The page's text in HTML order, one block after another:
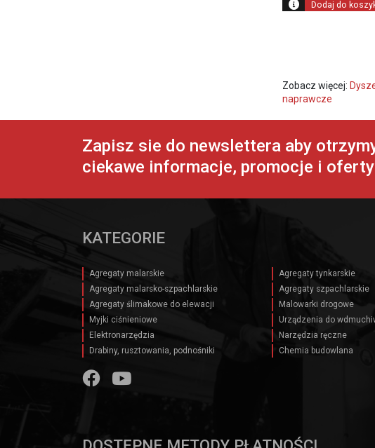
Dodaj do
Zobacz więcej:
naprawcze
Zapisz sie do newslettera aby
ciekawe informacje, promocje i oferty
KATEGORIE
Agregaty malarskie
Agregaty tynkarskie
Agregaty malarsko-szpachlarskie
Agregaty szpachlarskie
Agregaty ślimakowe do elewacji
Malowarki drogowe
Myjki ciśnieniowe
Urządzenia do
Elektronarzędzia
Narzędzia ręczne
Drabiny, rusztowania, podnośniki
Chemia budowlana